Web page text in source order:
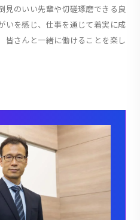
見のいい先輩や切磋琢磨できる良
いを感じ、仕事を通じて着実に成
皆さんと一緒に働けることを楽し